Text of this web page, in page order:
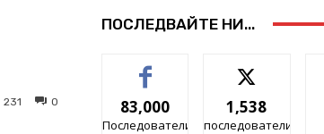
0
231
ПОСЛЕДВАЙТЕ НИ...
83,000
Последователи
1,538
последователи